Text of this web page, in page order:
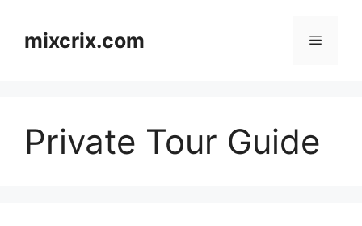
contentmixcrix.com Menu
Private Tour Guide